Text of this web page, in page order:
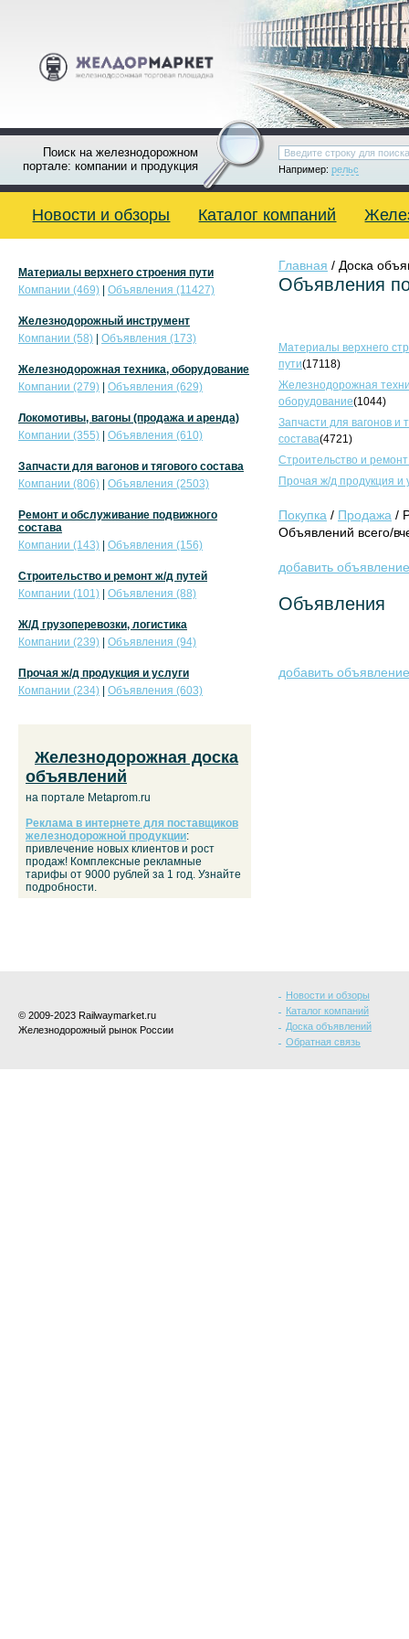
Поиск на железнодорожном
портале: компании и продукция
Например: рельс
Новости и обзоры Каталог компаний
Главная / Доска
Объявления
Материалы верхнего
пути(17118)
Железнодорожная
оборудование(1044)
Запчасти для вагонов и
состава(4721)
Строительство и
Прочая ж/д продукция и
Покупка / Продажа /
Объявлений всего/
добавить объявление
Объявления
добавить объявление
Материалы верхнего строения пути
Компании (469)
Объявления (11427)
Железнодорожный инструмент
Компании (58)
Объявления (173)
Железнодорожная техника, оборудование
Компании (279)
Объявления (629)
Локомотивы, вагоны (продажа и аренда)
Компании (355)
Объявления (610)
Запчасти для вагонов и тягового состава
Компании (806)
Объявления (2503)
Ремонт и обслуживание подвижного
состава
Компании (143)
Объявления (156)
Строительство и ремонт ж/д путей
Компании (101)
Объявления (88)
Ж/Д грузоперевозки, логистика
Компании (239)
Объявления (94)
Прочая ж/д продукция и услуги
Компании (234)
Объявления (603)
Железнодорожная доска
объявлений
на портале Metaprom.ru
Реклама в интернете для поставщиков
железнодорожной продукции:
привлечение новых клиентов и рост
продаж! Комплексные рекламные
тарифы от 9000 рублей за 1 год. Узнайте
подробности.
© 2009-2023 Railwaymarket.ru
Железнодорожный рынок России
Новости и обзоры
Каталог компаний
Доска объявлений
Обратная связь